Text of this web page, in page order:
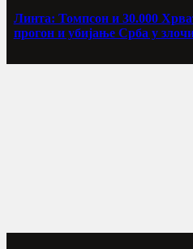
Линта: Томпсон и 30.000
прогон и убијање Срба у